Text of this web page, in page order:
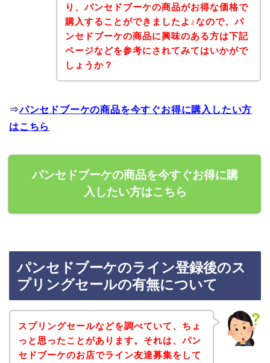
り、パンセドブーケの商品がお得な価格で
購入することができましたよ♪なので、パ
ンセドブーケの商品に興味のある方は下記
ページなどを参考にされてみてはいかがで
しょうか？
⇒パンセドブーケの商品を今すぐお得に購入したい方
はこちら
パンセドブーケの商品を今すぐお得に購
入したい方はこちら
パンセドブーケのライン登録後のス
プリングセールの有無について
スプリングセールなどを調べていて、ちょ
っと思ったことがあります。それは、パン
セドブーケのお店でライン友達募集をして